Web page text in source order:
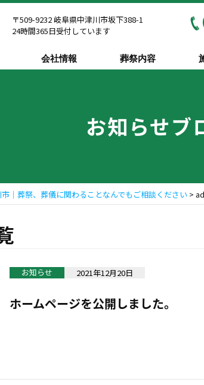
〒509-9232 岐阜県中津川市坂下388-1
24時間365日受付しています
会社情報 葬祭内容
お知らせブ
｜葬祭、葬儀に関わることなんでもご相談ください >
お知らせ 2021年12月20日
ホームページを公開しました。